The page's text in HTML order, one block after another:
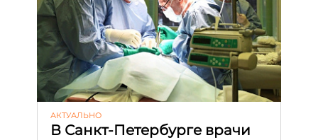
АКТУАЛЬНО
В Санкт-Петербурге врачи